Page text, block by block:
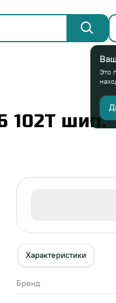
102T шип.
Характеристики
Бренд
Это